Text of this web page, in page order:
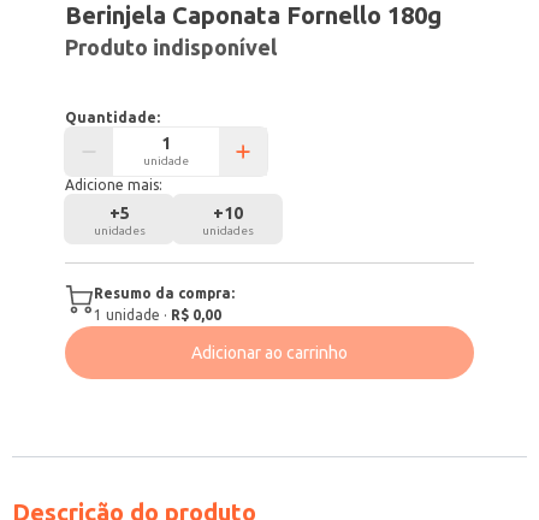
Berinjela Caponata Fornello 180g
Produto indisponível
Quantidade:
unidade
Adicione mais:
+5
unidades
+10
unidades
Resumo da compra:
1 unidade · R$ 0,00
Adicionar ao carrinho
Descrição do produto